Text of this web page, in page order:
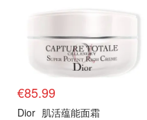
€85.99
Dior 肌活蕴能面霜